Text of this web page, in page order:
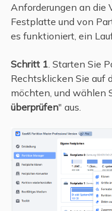
Anforderungen an die
Festplatte und von
es funktioniert, ein
Schritt 1 . Starten Sie
Rechtsklicken Sie auf
möchten, und wählen
überprüfen" aus.